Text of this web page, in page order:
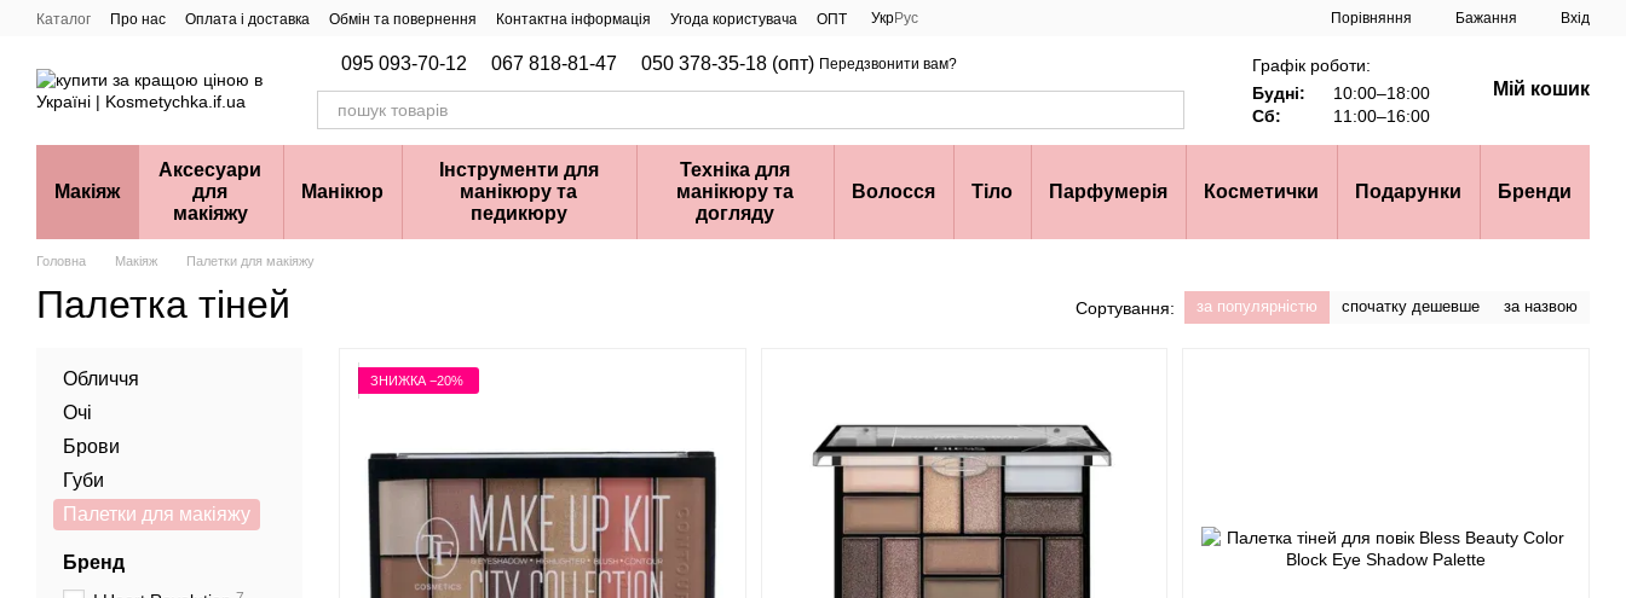
Перейти до основного контенту
Каталог Про нас Оплата і доставка Обмін та повернення Контактна інформація Угода користувача ОПТ УкрРус Порівняння Бажання Вхід
095 093-70-12 067 818-81-47 050 378-35-18 (опт) Передзвонити вам?
Графік роботи:
Будні:
10:00–18:00
Сб:
11:00–16:00
Мій кошик
Макіяж
Аксесуари
для
макіяжу
Манікюр
Інструменти для
манікюру та
педикюру
Техніка для
манікюру та
догляду
Волосся Тіло Парфумерія Косметички Подарунки Бренди
Головна Макіяж Палетки для макіяжу
Палетка тіней Сортування: за популярністю спочатку дешевше за назвою
ЗНИЖКА −20%
Обличчя
Очі
Брови
Губи
Палетки для макіяжу
Бренд